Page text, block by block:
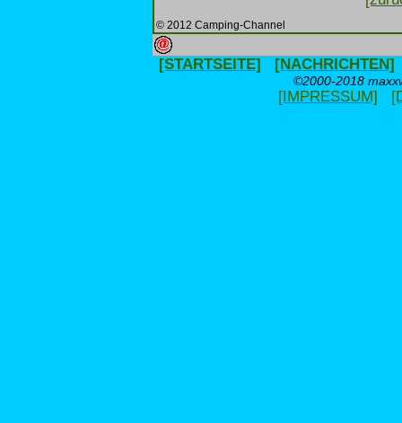
© 2012 Camping-Channel
[STARTSEITE] [NACHRICHTEN]
©2000-2018
[IMPRESSUM]